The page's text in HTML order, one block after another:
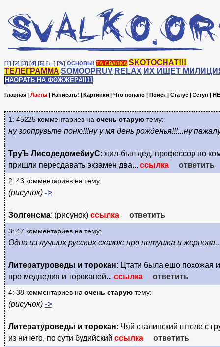
[1] [2] [3] [4] [5] [♩] [✎] ОСНОВЫ! ТА СВАЛКА SKOTOCHAT!!!
ТЕЛЕГРАММА SOMOOPRUV RELAX ИХ ИЩЕТ
НАОРАТЬ НА ФОЖЖЕРА!!11
Главная | Ласты | Написать! | Картинки | Что попало | Поиск | Статус | Сетуп |
1: 45225 комментариев на очень старую тему:
ну зоопрувьте поню!!!ну у мя день рожденья!!!...ну
ТруЪ ЛисодедомебиуС: жил-был дед, профессор по
пришли пересдавать экзамен два... ссылка ответить
2: 43 комментариев на тему:
(рисунок) ->
Золгенсма: (рисунок) ссылка ответить
3: 47 комментариев на тему:
Одна из лучших русских сказок: про петушка и
Литературоведы и торокан: Цтати была ешо похожая
про медведия и тороканей... ссылка ответить
4: 38 комментариев на очень старую тему:
(рисунок) ->
Литературоведы и торокан: Чяй сталинский штоле с
из ничего, по сути будийский ссылка ответить